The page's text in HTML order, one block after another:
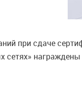
при сдаче